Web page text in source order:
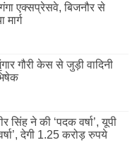
एक्सप्रेसवे, बिजनौर से
गौरी केस से जुड़ी वादिनी
ने की ‘पदक वर्षा’, यूपी
देगी 1.25 करोड़ रुपये